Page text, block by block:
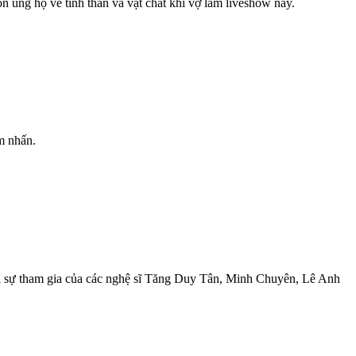
ủng hộ về tinh thần và vật chất khi vợ làm liveshow này.
nhấn.
tham gia của các nghệ sĩ Tăng Duy Tân, Minh Chuyên, Lê Anh